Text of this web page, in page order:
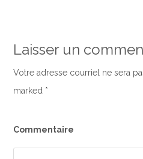
Laisser un
Votre adresse courriel ne sera
marked *
Commentaire